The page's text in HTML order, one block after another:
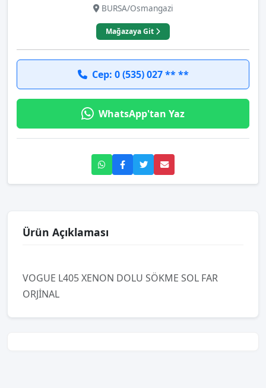
BURSA/Osmangazi
Mağazaya Git
Cep: 0 (535) 027 ** **
WhatsApp'tan Yaz
Ürün Açıklaması
VOGUE L405 XENON DOLU SÖKME SOL FAR
ORJİNAL